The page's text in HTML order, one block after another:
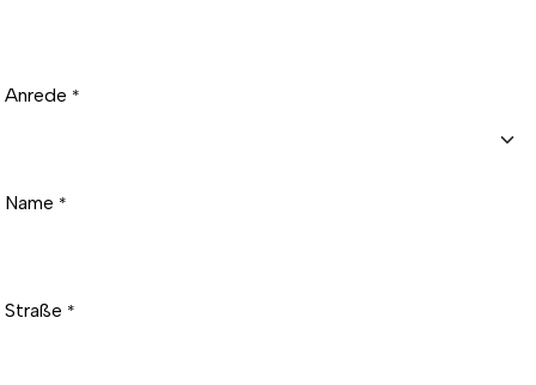
Anrede *
Name *
Straße *